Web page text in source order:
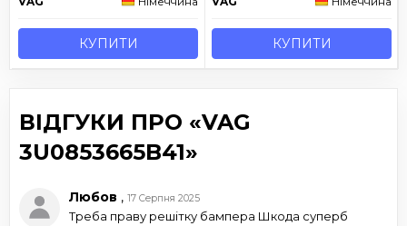
КУПИТИ КУПИТИ
ВІДГУКИ ПРО «VAG
3U0853665B41»
Любов , 17 Серпня 2025
Треба праву решітку бампера Шкода суперб